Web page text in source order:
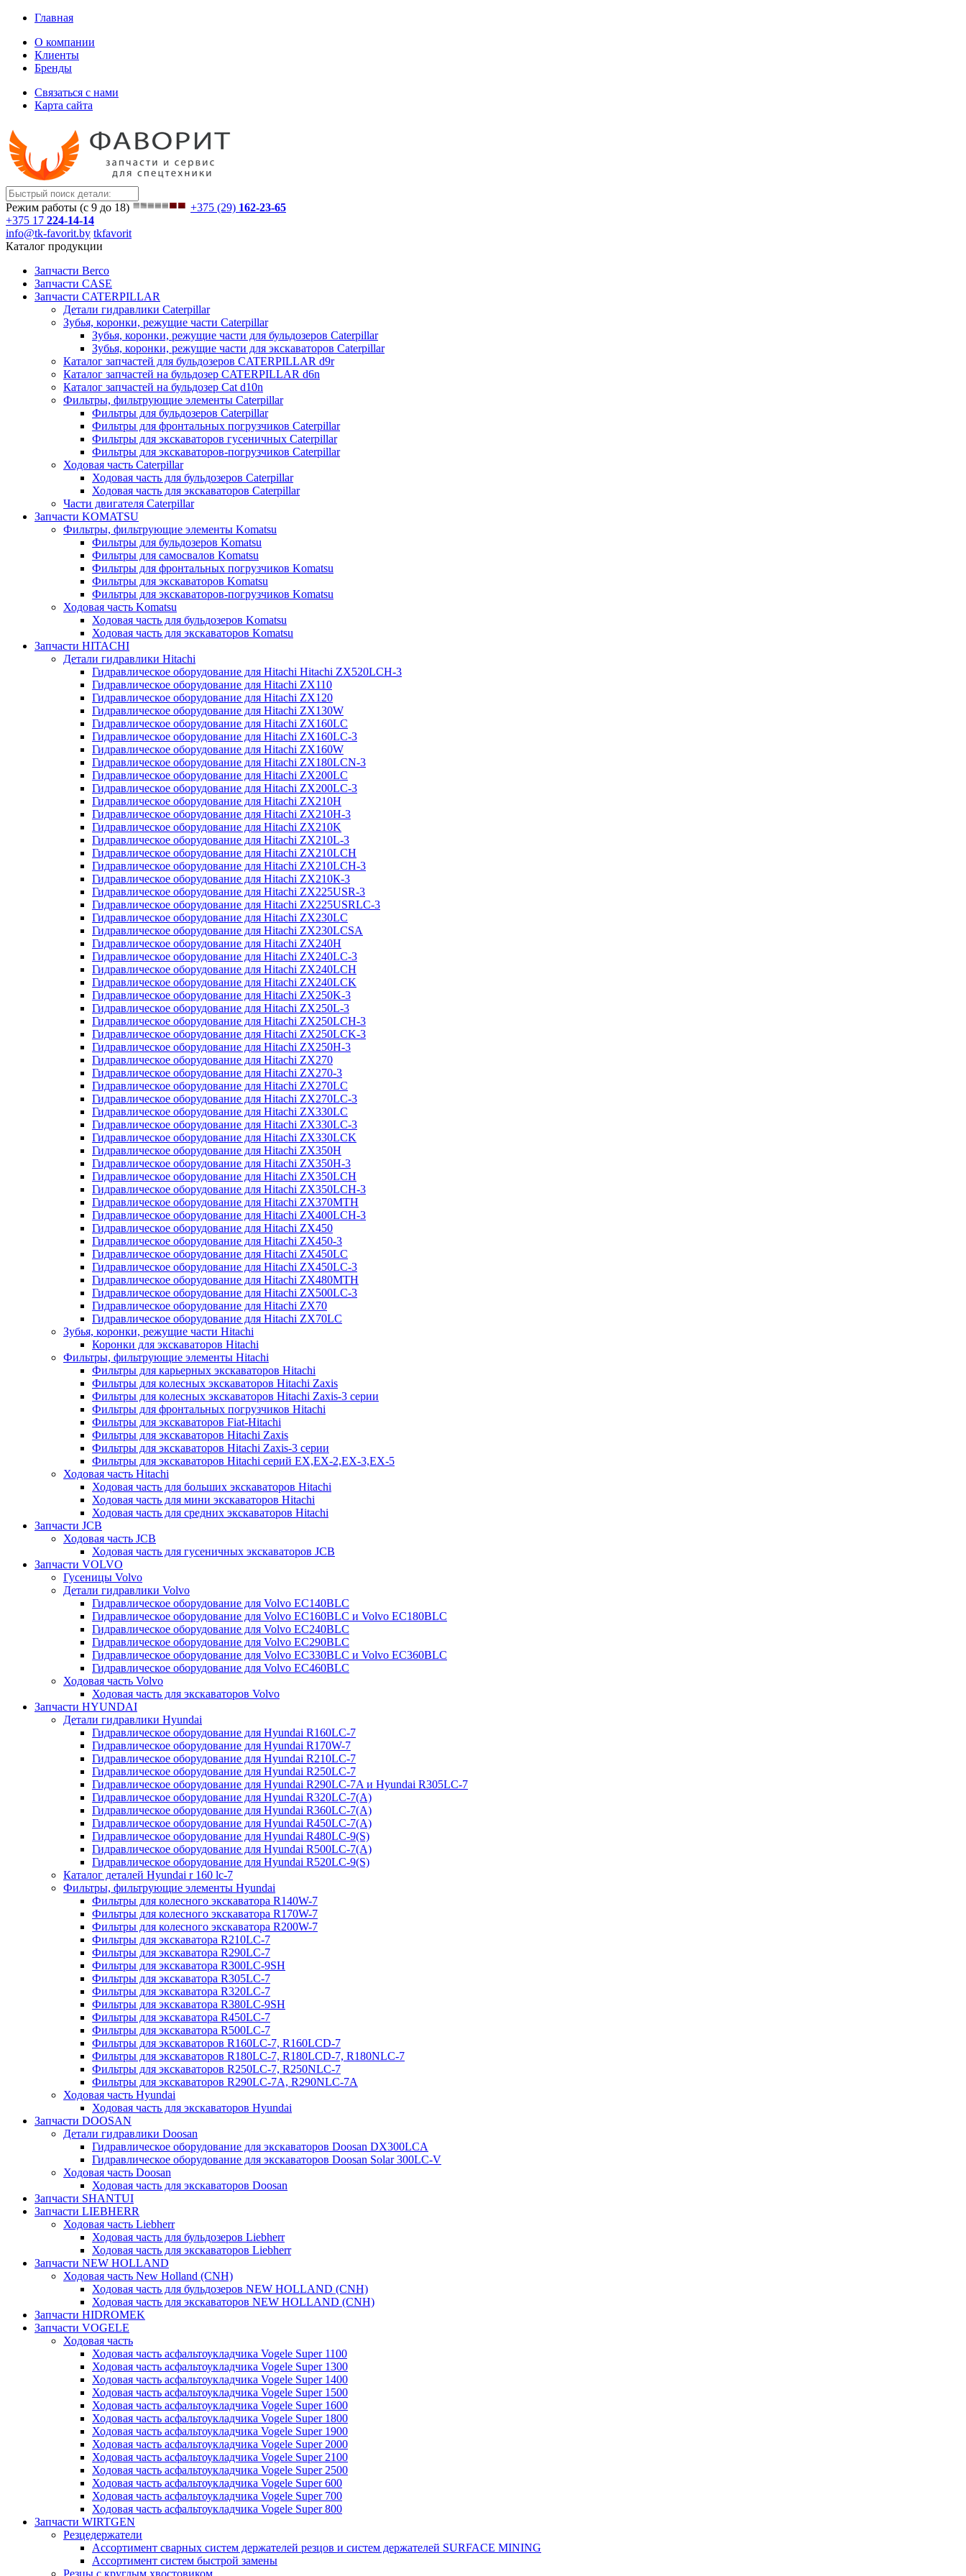
Главная
О компании
Клиенты
Бренды
Связаться с нами
Карта сайта
Режим работы (с 9 до 18) +375 (29) 162-23-65
+375 17 224-14-14
info@tk-favorit.by tkfavorit
Каталог продукции
Запчасти Berco
Запчасти CASE
Запчасти CATERPILLAR
Детали гидравлики Caterpillar
Зубья, коронки, режущие части Caterpillar
Зубья, коронки, режущие части для бульдозеров Caterpillar
Зубья, коронки, режущие части для экскаваторов Caterpillar
Каталог запчастей для бульдозеров CATERPILLAR d9r
Каталог запчастей на бульдозер CATERPILLAR d6n
Каталог запчастей на бульдозер Сat d10n
Фильтры, фильтрующие элементы Caterpillar
Фильтры для бульдозеров Caterpillar
Фильтры для фронтальных погрузчиков Caterpillar
Фильтры для экскаваторов гусеничных Caterpillar
Фильтры для экскаваторов-погрузчиков Caterpillar
Ходовая часть Caterpillar
Ходовая часть для бульдозеров Caterpillar
Ходовая часть для экскаваторов Caterpillar
Части двигателя Caterpillar
Запчасти KOMATSU
Фильтры, фильтрующие элементы Komatsu
Фильтры для бульдозеров Komatsu
Фильтры для самосвалов Komatsu
Фильтры для фронтальных погрузчиков Komatsu
Фильтры для экскаваторов Komatsu
Фильтры для экскаваторов-погрузчиков Komatsu
Ходовая часть Komatsu
Ходовая часть для бульдозеров Komatsu
Ходовая часть для экскаваторов Komatsu
Запчасти HITACHI
Детали гидравлики Hitachi
Гидравлическое оборудование для Hitachi Hitachi ZX520LCH-3
Гидравлическое оборудование для Hitachi ZX110
Гидравлическое оборудование для Hitachi ZX120
Гидравлическое оборудование для Hitachi ZX130W
Гидравлическое оборудование для Hitachi ZX160LC
Гидравлическое оборудование для Hitachi ZX160LC-3
Гидравлическое оборудование для Hitachi ZX160W
Гидравлическое оборудование для Hitachi ZX180LCN-3
Гидравлическое оборудование для Hitachi ZX200LC
Гидравлическое оборудование для Hitachi ZX200LC-3
Гидравлическое оборудование для Hitachi ZX210H
Гидравлическое оборудование для Hitachi ZX210H-3
Гидравлическое оборудование для Hitachi ZX210K
Гидравлическое оборудование для Hitachi ZX210L-3
Гидравлическое оборудование для Hitachi ZX210LCH
Гидравлическое оборудование для Hitachi ZX210LCH-3
Гидравлическое оборудование для Hitachi ZX210К-3
Гидравлическое оборудование для Hitachi ZX225USR-3
Гидравлическое оборудование для Hitachi ZX225USRLC-3
Гидравлическое оборудование для Hitachi ZX230LC
Гидравлическое оборудование для Hitachi ZX230LCSA
Гидравлическое оборудование для Hitachi ZX240H
Гидравлическое оборудование для Hitachi ZX240LC-3
Гидравлическое оборудование для Hitachi ZX240LCH
Гидравлическое оборудование для Hitachi ZX240LCK
Гидравлическое оборудование для Hitachi ZX250K-3
Гидравлическое оборудование для Hitachi ZX250L-3
Гидравлическое оборудование для Hitachi ZX250LCH-3
Гидравлическое оборудование для Hitachi ZX250LCK-3
Гидравлическое оборудование для Hitachi ZX250Н-3
Гидравлическое оборудование для Hitachi ZX270
Гидравлическое оборудование для Hitachi ZX270-3
Гидравлическое оборудование для Hitachi ZX270LC
Гидравлическое оборудование для Hitachi ZX270LC-3
Гидравлическое оборудование для Hitachi ZX330LC
Гидравлическое оборудование для Hitachi ZX330LC-3
Гидравлическое оборудование для Hitachi ZX330LCK
Гидравлическое оборудование для Hitachi ZX350H
Гидравлическое оборудование для Hitachi ZX350H-3
Гидравлическое оборудование для Hitachi ZX350LCH
Гидравлическое оборудование для Hitachi ZX350LCH-3
Гидравлическое оборудование для Hitachi ZX370MTH
Гидравлическое оборудование для Hitachi ZX400LCH-3
Гидравлическое оборудование для Hitachi ZX450
Гидравлическое оборудование для Hitachi ZX450-3
Гидравлическое оборудование для Hitachi ZX450LC
Гидравлическое оборудование для Hitachi ZX450LC-3
Гидравлическое оборудование для Hitachi ZX480MTH
Гидравлическое оборудование для Hitachi ZX500LC-3
Гидравлическое оборудование для Hitachi ZX70
Гидравлическое оборудование для Hitachi ZX70LC
Зубья, коронки, режущие части Hitachi
Коронки для экскаваторов Hitachi
Фильтры, фильтрующие элементы Hitachi
Фильтры для карьерных экскаваторов Hitachi
Фильтры для колесных экскаваторов Hitachi Zaxis
Фильтры для колесных экскаваторов Hitachi Zaxis-3 серии
Фильтры для фронтальных погрузчиков Hitachi
Фильтры для экскаваторов Fiat-Hitachi
Фильтры для экскаваторов Hitachi Zaxis
Фильтры для экскаваторов Hitachi Zaxis-3 серии
Фильтры для экскаваторов Hitachi серий EX,EX-2,EX-3,EX-5
Ходовая часть Hitachi
Ходовая часть для больших экскаваторов Hitachi
Ходовая часть для мини экскаваторов Hitachi
Ходовая часть для средних экскаваторов Hitachi
Запчасти JCB
Ходовая часть JCB
Ходовая часть для гусеничных экскаваторов JCB
Запчасти VOLVO
Гусеницы Volvo
Детали гидравлики Volvo
Гидравлическое оборудование для Volvo EC140BLC
Гидравлическое оборудование для Volvo EC160BLC и Volvo EC180BLC
Гидравлическое оборудование для Volvo EC240BLC
Гидравлическое оборудование для Volvo EC290BLC
Гидравлическое оборудование для Volvo EC330BLC и Volvo EC360BLC
Гидравлическое оборудование для Volvo EC460BLC
Ходовая часть Volvo
Ходовая часть для экскаваторов Volvo
Запчасти HYUNDAI
Детали гидравлики Hyundai
Гидравлическое оборудование для Hyundai R160LC-7
Гидравлическое оборудование для Hyundai R170W-7
Гидравлическое оборудование для Hyundai R210LC-7
Гидравлическое оборудование для Hyundai R250LC-7
Гидравлическое оборудование для Hyundai R290LC-7A и Hyundai R305LC-7
Гидравлическое оборудование для Hyundai R320LC-7(A)
Гидравлическое оборудование для Hyundai R360LC-7(A)
Гидравлическое оборудование для Hyundai R450LC-7(A)
Гидравлическое оборудование для Hyundai R480LC-9(S)
Гидравлическое оборудование для Hyundai R500LC-7(A)
Гидравлическое оборудование для Hyundai R520LC-9(S)
Каталог деталей Hyundai r 160 lc-7
Фильтры, фильтрующие элементы Hyundai
Фильтры для колесного экскаватора R140W-7
Фильтры для колесного экскаватора R170W-7
Фильтры для колесного экскаватора R200W-7
Фильтры для экскаватора R210LC-7
Фильтры для экскаватора R290LC-7
Фильтры для экскаватора R300LC-9SH
Фильтры для экскаватора R305LC-7
Фильтры для экскаватора R320LC-7
Фильтры для экскаватора R380LC-9SH
Фильтры для экскаватора R450LC-7
Фильтры для экскаватора R500LC-7
Фильтры для экскаваторов R160LC-7, R160LCD-7
Фильтры для экскаваторов R180LC-7, R180LCD-7, R180NLC-7
Фильтры для экскаваторов R250LC-7, R250NLC-7
Фильтры для экскаваторов R290LC-7A, R290NLC-7A
Ходовая часть Hyundai
Ходовая часть для экскаваторов Hyundai
Запчасти DOOSAN
Детали гидравлики Doosan
Гидравлическое оборудование для экскаваторов Doosan DX300LCA
Гидравлическое оборудование для экскаваторов Doosan Solar 300LC-V
Ходовая часть Doosan
Ходовая часть для экскаваторов Doosan
Запчасти SHANTUI
Запчасти LIEBHERR
Ходовая часть Liebherr
Ходовая часть для бульдозеров Liebherr
Ходовая часть для экскаваторов Liebherr
Запчасти NEW HOLLAND
Ходовая часть New Holland (CNH)
Ходовая часть для бульдозеров NEW HOLLAND (CNH)
Ходовая часть для экскаваторов NEW HOLLAND (CNH)
Запчасти HIDROMEK
Запчасти VOGELE
Ходовая часть
Ходовая часть асфальтоукладчика Vogele Super 1100
Ходовая часть асфальтоукладчика Vogele Super 1300
Ходовая часть асфальтоукладчика Vogele Super 1400
Ходовая часть асфальтоукладчика Vogele Super 1500
Ходовая часть асфальтоукладчика Vogele Super 1600
Ходовая часть асфальтоукладчика Vogele Super 1800
Ходовая часть асфальтоукладчика Vogele Super 1900
Ходовая часть асфальтоукладчика Vogele Super 2000
Ходовая часть асфальтоукладчика Vogele Super 2100
Ходовая часть асфальтоукладчика Vogele Super 2500
Ходовая часть асфальтоукладчика Vogele Super 600
Ходовая часть асфальтоукладчика Vogele Super 700
Ходовая часть асфальтоукладчика Vogele Super 800
Запчасти WIRTGEN
Резцедержатели
Ассортимент сварных систем держателей резцов и систем держателей SURFACE MINING
Ассортимент систем быстрой замены
Резцы с круглым хвостовиком